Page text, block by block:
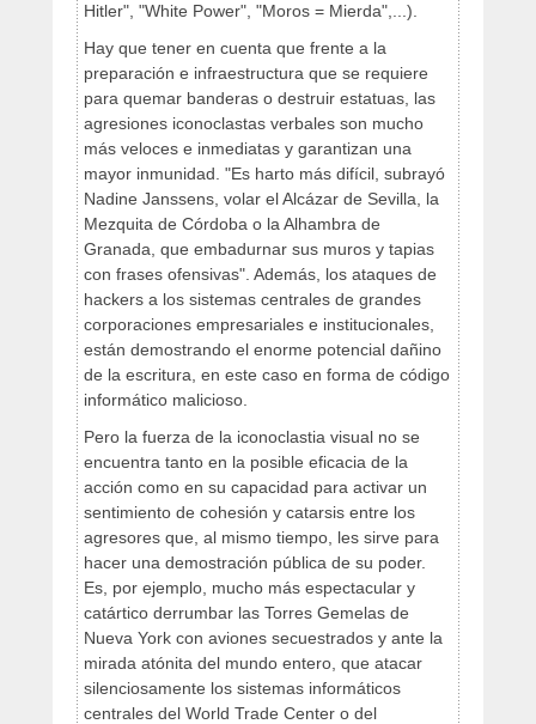
Hitler", "White Power", "Moros = Mierda",...).
Hay que tener en cuenta que frente a la
preparación e infraestructura que se requiere
para quemar banderas o destruir estatuas, las
agresiones iconoclastas verbales son mucho
más veloces e inmediatas y garantizan una
mayor inmunidad. "Es harto más difícil, subrayó
Nadine Janssens, volar el Alcázar de Sevilla, la
Mezquita de Córdoba o la Alhambra de
Granada, que embadurnar sus muros y tapias
con frases ofensivas". Además, los ataques de
hackers a los sistemas centrales de grandes
corporaciones empresariales e institucionales,
están demostrando el enorme potencial dañino
de la escritura, en este caso en forma de código
informático malicioso.
Pero la fuerza de la iconoclastia visual no se
encuentra tanto en la posible eficacia de la
acción como en su capacidad para activar un
sentimiento de cohesión y catarsis entre los
agresores que, al mismo tiempo, les sirve para
hacer una demostración pública de su poder.
Es, por ejemplo, mucho más espectacular y
catártico derrumbar las Torres Gemelas de
Nueva York con aviones secuestrados y ante la
mirada atónita del mundo entero, que atacar
silenciosamente los sistemas informáticos
centrales del World Trade Center o del